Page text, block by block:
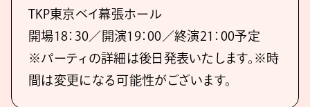
TKP東京ベイ幕張ホール
開場18：30／開演19：00／終演21：00予定
※パーティの詳細は後日発表いたします。※時
間は変更になる可能性がございます。